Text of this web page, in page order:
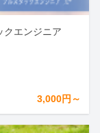
クエンジニア
3,000円～